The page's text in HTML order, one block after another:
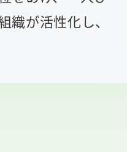
織が活性化し、